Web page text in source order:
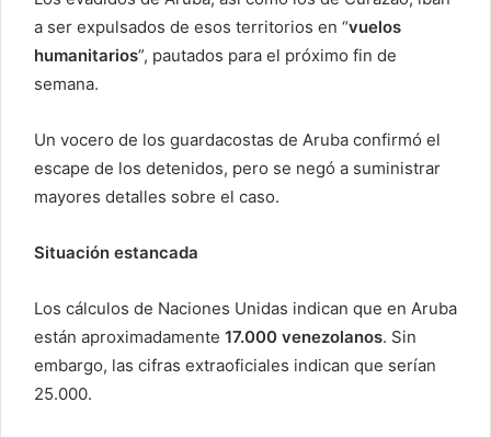
a ser expulsados de esos territorios en “vuelos
humanitarios”, pautados para el próximo fin de
semana.
Un vocero de los guardacostas de Aruba confirmó el
escape de los detenidos, pero se negó a suministrar
mayores detalles sobre el caso.
Situación estancada
Los cálculos de Naciones Unidas indican que en Aruba
están aproximadamente 17.000 venezolanos. Sin
embargo, las cifras extraoficiales indican que serían
25.000.